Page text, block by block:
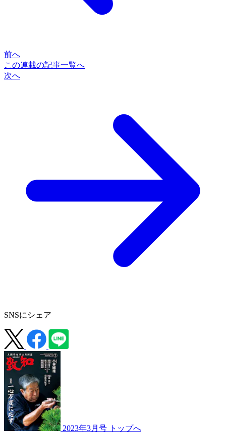
前へ
この連載の記事一覧へ
次へ
SNSにシェア
2023年3月号 トップへ